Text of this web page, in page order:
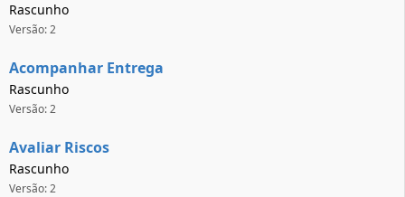
Rascunho
Versão: 2
Acompanhar Entrega
Rascunho
Versão: 2
Avaliar Riscos
Rascunho
Versão: 2